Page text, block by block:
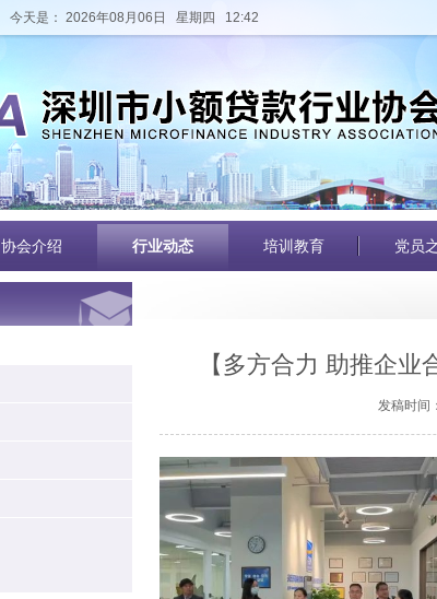
今天是： 2026年08月06日 星期四 12:42
协会介绍 行业动态 培训教育 党员
【多方合力 助推企
发稿时间